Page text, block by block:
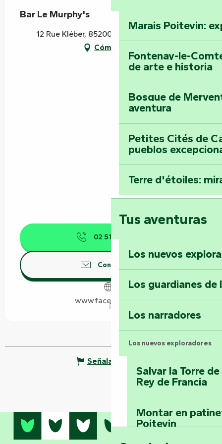
Marais Poitevin:
Fontenay-le-
de arte e historia
Bosque de
aventura
Petites Cités de
pueblos
Terre d'étoiles:
Tus aventuras
Los nuevos
Los guardianes de
Los narradores
Los nuevos exploradores
Salvar la Torre
Rey de Francia
Montar en
Poitevin
Bar Le Murphy's
12 Rue Kléber, 85200 Fontenay-le-Comte
Cómo llegar
02 51 69 07
Contáctenos
www.facebook.com
Señalar un error